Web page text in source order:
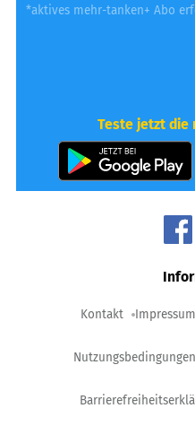
*aktives mehr-tanken+ Abo
Teste jetzt die
Kontakt Impressum
Nutzungsbedingungen